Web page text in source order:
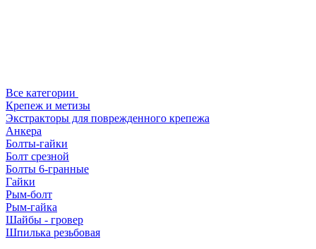
Все категории
Крепеж и метизы
Экстракторы для поврежденного крепежа
Анкера
Болты-гайки
Болт срезной
Болты 6-гранные
Гайки
Рым-болт
Рым-гайка
Шайбы - гровер
Шпилька резьбовая